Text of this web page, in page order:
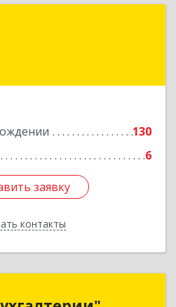
130
6
заявку
контакты
обл, Каменск-Уральский
заявку
Назад